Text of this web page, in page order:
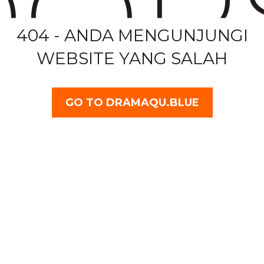
404 - ANDA MENGUNJUNGI
WEBSITE YANG SALAH
GO TO DRAMAQU.BLUE